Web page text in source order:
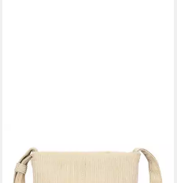
Umhängetasche
Mademoiselle.M, Polyurethan